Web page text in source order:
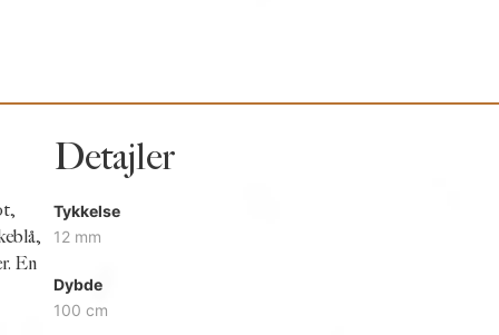
En
Detajler
Tykkelse
12 mm
Dybde
100 cm